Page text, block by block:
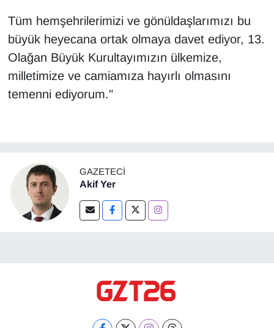
Tüm hemşehrilerimizi ve gönüldaşlarımızı bu
büyük heyecana ortak olmaya davet ediyor, 13.
Olağan Büyük Kurultayımızın ülkemize,
milletimize ve camiamıza hayırlı olmasını
temenni ediyorum."
GAZETECI
Akif Yer